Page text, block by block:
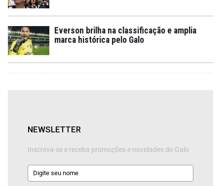
Everson brilha na classificação e amplia
marca histórica pelo Galo
NEWSLETTER
Inscreva-se e receba promoções e novidades do Galo